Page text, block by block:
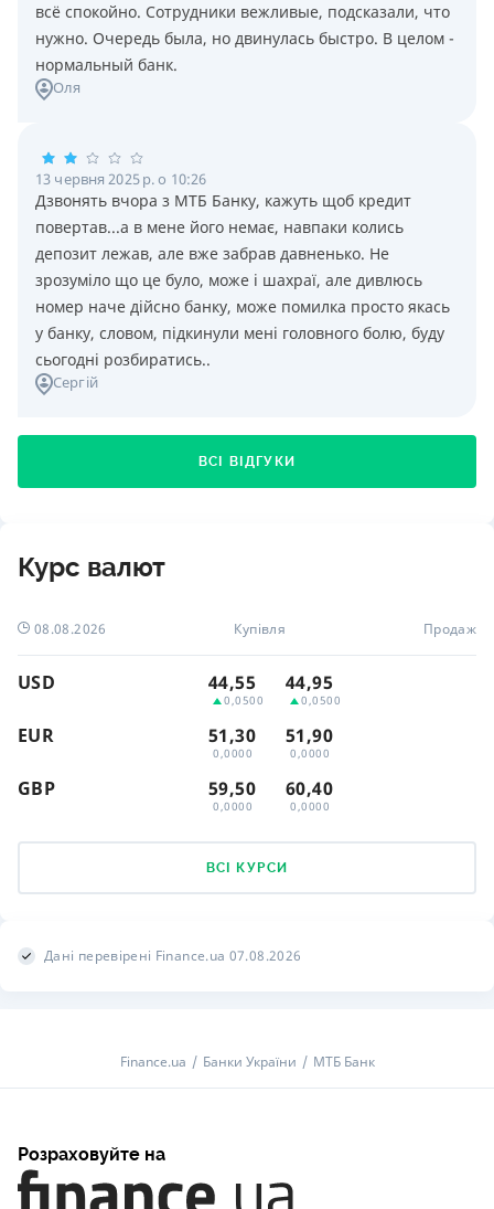
всё спокойно. Сотрудники вежливые, подсказали, что
нужно. Очередь была, но двинулась быстро. В целом -
нормальный банк.
Оля
13 червня 2025 р. о 10:26
Дзвонять вчора з МТБ Банку, кажуть щоб кредит
повертав...а в мене його немає, навпаки колись
депозит лежав, але вже забрав давненько. Не
зрозуміло що це було, може і шахраї, але дивлюсь
номер наче дійсно банку, може помилка просто якась
у банку, словом, підкинули мені головного болю, буду
сьогодні розбиратись..
Сергій
ВСІ ВІДГУКИ
Курс валют
08.08.2026 Купівля Продаж
USD 44,55
0,0500
44,95
0,0500
EUR 51,30
0,0000
51,90
0,0000
GBP 59,50
0,0000
60,40
0,0000
ВСІ КУРСИ
Дані перевірені Finance.ua 07.08.2026
Finance.ua Банки України МТБ Банк
Розраховуйте на